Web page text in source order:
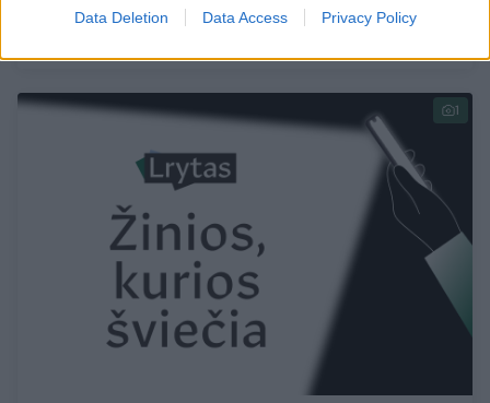
Data Deletion Data Access Privacy Policy
delikatesai
1